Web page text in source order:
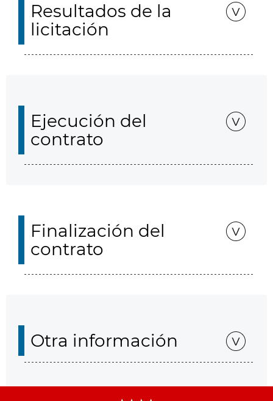
Resultados de la
licitación
Ejecución del
contrato
Finalización del
contrato
Otra información